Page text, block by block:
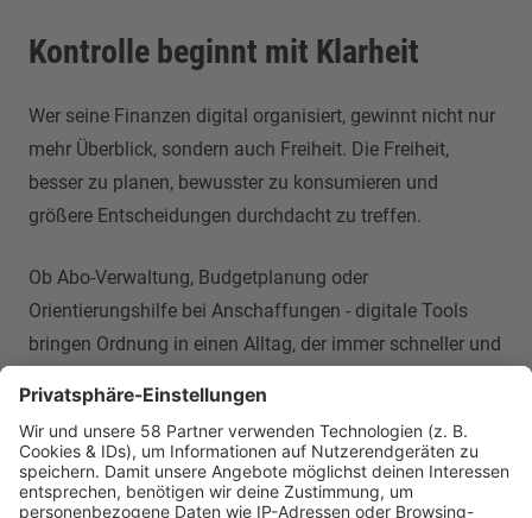
Kontrolle beginnt mit Klarheit
Wer seine Finanzen digital organisiert, gewinnt nicht nur
mehr Überblick, sondern auch Freiheit. Die Freiheit,
besser zu planen, bewusster zu konsumieren und
größere Entscheidungen durchdacht zu treffen.
Ob Abo-Verwaltung, Budgetplanung oder
Orientierungshilfe bei Anschaffungen - digitale Tools
bringen Ordnung in einen Alltag, der immer schneller und
Helfer zu deinen alltäglichen Begleitern und behalte so
immer einen klaren Kopf, wenn es um deine Finanzen
geht.